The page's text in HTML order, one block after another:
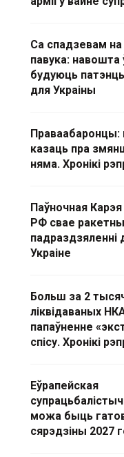
Са спадзевам
павука: навошта
будуюць
для Украіны
Праваабаронцы:
казаць пра
няма. Хронікі
Паўночная
РФ свае
падраздзяленні
Украіне
Больш за 2
ліквідаваных
папаўненне
спісу. Хронікі
Еўрапейская
можа быць
сярэдзіны 2027